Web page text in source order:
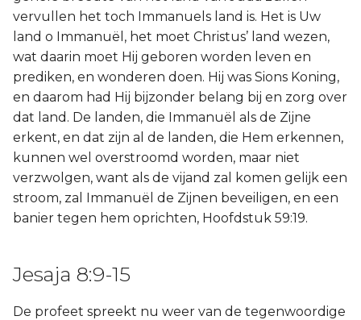
vervullen het toch Immanuels land is. Het is Uw
land o Immanuël, het moet Christus’ land wezen,
wat daarin moet Hij geboren worden leven en
prediken, en wonderen doen. Hij was Sions Koning,
en daarom had Hij bijzonder belang bij en zorg over
dat land. De landen, die Immanuël als de Zijne
erkent, en dat zijn al de landen, die Hem erkennen,
kunnen wel overstroomd worden, maar niet
verzwolgen, want als de vijand zal komen gelijk een
stroom, zal Immanuël de Zijnen beveiligen, en een
banier tegen hem oprichten, Hoofdstuk 59:19.
Jesaja 8:9-15
De profeet spreekt nu weer van de tegenwoordige